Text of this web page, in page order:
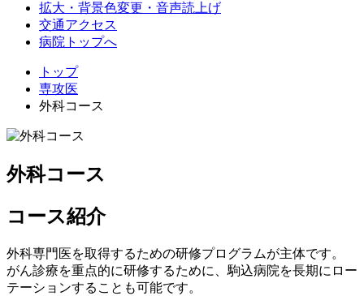
拡大・背景色変更・音声読上げ
交通アクセス
病院トップへ
トップ
専攻医
外科コース
外科コース
コース紹介
外科専門医を取得するための研修プログラムが主体です。
がん診療を重点的に研修するために、駒込病院を長期にロー
テーションすることも可能です。